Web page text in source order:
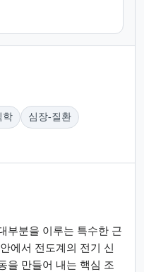
학 심장-질환
부분을 이루는 특수한 근
에서 전도계의 전기 신
을 만들어 내는 핵심 조